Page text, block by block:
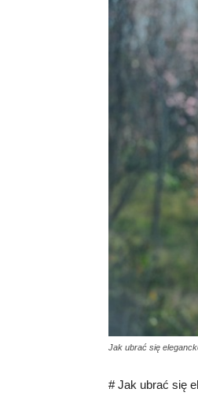
Jak ubrać się
# Jak ubrać się